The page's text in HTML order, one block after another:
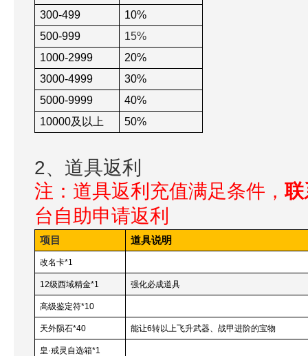
300-499
10%
500-999
15%
1000-2999
20%
3000-4999
30%
5000-9999
40%
10000及以上 50%
2、道具返利
注：道具返利充值满足条件，联
台自助申请返利
项目 道具说明
改名卡*1
12级西域精金*1 强化必成道具
高级鉴定符*10
天外陨石*40 能让6转以上飞升武器、战甲进阶的宝物
皇·戒灵自选箱*1